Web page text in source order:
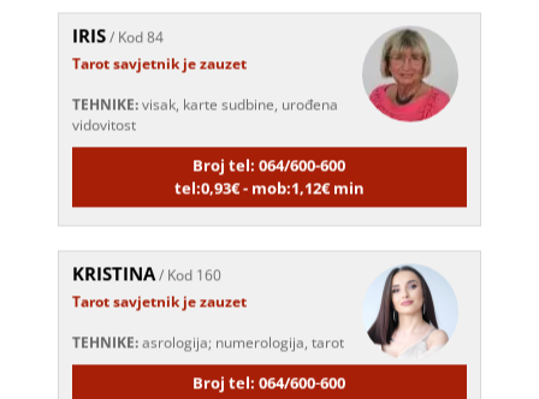
IRIS/ Kod 84
Tarot savjetnik je zauzet
vidovitost
Broj tel: 064/600-600
tel:0,93€ - mob:1,12€ min
KRISTINA/ Kod 160
Tarot savjetnik je zauzet
Broj tel: 064/600-600
tel:0,93€ - mob:1,12€ min